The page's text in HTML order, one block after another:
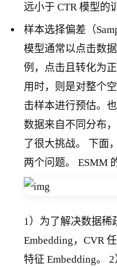
远小于 CTR 模型的
样本选择偏差（
模型通常以点击数
例，点击且转化为
用时，则是对整个
击样本进行预估。
数据来自不同分布
了很大挑战。 下面
两个问题。 ESMM
1）为了解决数据稀
Embedding，CVR
特征 Embedding。